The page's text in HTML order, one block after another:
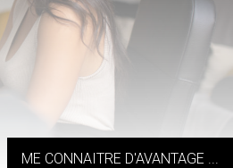
ME CONNAITRE D'AVANTAGE ...